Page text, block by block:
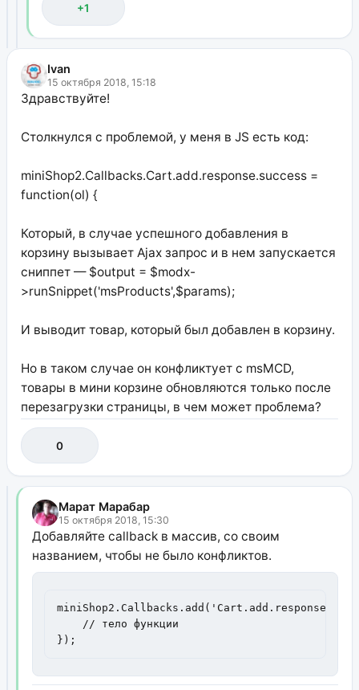
+1
Ivan
15 октября 2018, 15:18
Здравствуйте!
Столкнулся с проблемой, у меня в JS есть код:
miniShop2.Callbacks.Cart.add.response.success =
function(ol) {
Который, в случае успешного добавления в
корзину вызывает Ajax запрос и в нем запускается
сниппет — $output = $modx-
>runSnippet('msProducts',$params);
И выводит товар, который был добавлен в корзину.
Но в таком случае он конфликтует с msMCD,
товары в мини корзине обновляются только после
перезагрузки страницы, в чем может проблема?
0
Марат Марабар
15 октября 2018, 15:30
Добавляйте callback в массив, со своим
названием, чтобы не было конфликтов.
    // тело функции
});